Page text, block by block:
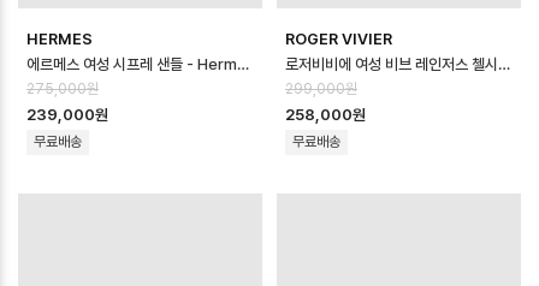
HERMES
에르메스 여성 시프레 샌들 - Hermes Womens Chypre Sandal - hes…
275,000원
239,000원
무료배송
ROGER VIVIER
로저비비에 여성 비브 레인저스 첼시 부티 - Roger Vivier Womens Viv R…
299,000원
258,000원
무료배송